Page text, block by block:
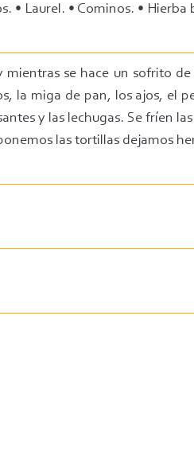
• Laurel. • Cominos. •
mientras se hace un sofrito
la miga de pan, los ajos, el
y las lechugas. Se fríen
las tortillas dejamos